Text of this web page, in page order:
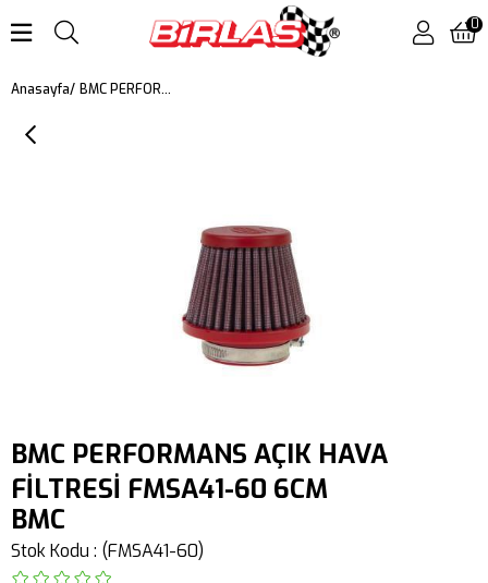
0
Anasayfa BMC PERFORMANS AÇIK HAVA FİLTRESİ FMSA41-60 6CM
BMC PERFORMANS AÇIK HAVA
FİLTRESİ FMSA41-60 6CM
BMC
Stok Kodu (FMSA41-60)